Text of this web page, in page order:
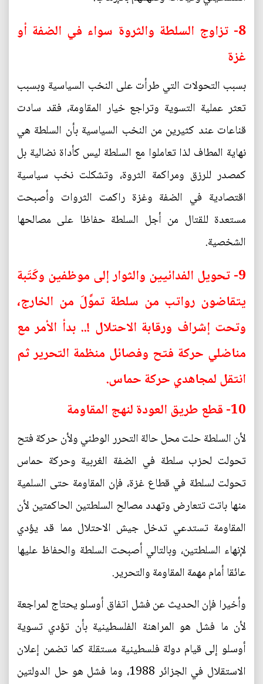
8- تزاوج السلطة والثروة سواء في الضفة أو
غزة
بسبب التحولات التي طرأت على النخب السياسية وبسبب
تعثر عملية التسوية وتراجع خيار المقاومة، فقد سادت
قناعات عند كثيرين من النخب السياسية بأن السلطة هي
نهاية المطاف لذا تعاملوا مع السلطة ليس كأداة نضالية بل
كمصدر للرزق ومراكمة الثروة، وتشكلت نخب سياسية
اقتصادية في الضفة وغزة راكمت الثروات وأصبحت
مستعدة للقتال من أجل السلطة حفاظا على مصالحها
الشخصية.
9- تحويل الفدائيين والثوار إلى موظفين وكَتَبة
يتقاضون رواتب من سلطة تموَّلَ من الخارج،
وتحت إشراف ورقابة الاحتلال !.. بدأ الأمر مع
مناضلي حركة فتح وفصائل منظمة التحرير ثم
انتقل لمجاهدي حركة حماس.
10- قطع طريق العودة لنهج المقاومة
لأن السلطة حلت محل حالة التحرر الوطني ولأن حركة فتح
تحولت لحزب سلطة في الضفة الغربية وحركة حماس
تحولت لسلطة في قطاع غزة، فإن المقاومة حتى السلمية
منها باتت تتعارض وتهدد مصالح السلطتين الحاكمتين لأن
المقاومة تستدعي تدخل جيش الاحتلال مما قد يؤدي
لإنهاء السلطتين، وبالتالي أصبحت السلطة والحفاظ عليها
عائقا أمام مهمة المقاومة والتحرير.
وأخيرا فإن الحديث عن فشل اتفاق أوسلو يحتاج لمراجعة
لأن ما فشل هو المراهنة الفلسطينية بأن تؤدي تسوية
أوسلو إلى قيام دولة فلسطينية مستقلة كما تضمن إعلان
الاستقلال في الجزائر 1988، وما فشل هو حل الدولتين